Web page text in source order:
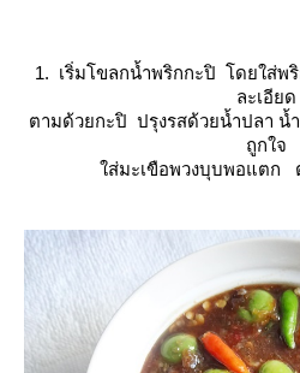
1. เริ่มโขลกน้ำพริกกะปิ โดยใส่พ
ละเอียด
ตามด้วยกะปิ ปรุงรสด้วยน้ำปลา น้
ถูกใจ
ส่มะเขือพวงบุบพอแตก